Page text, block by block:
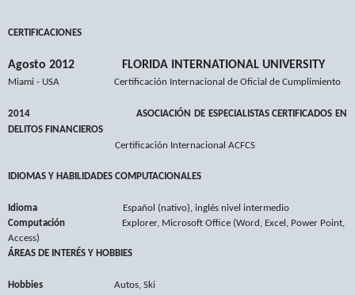
CERTIFICACIONES
Agosto 2012 FLORIDA INTERNATIONAL UNIVERSITY
Miami - USA Certificación Internacional de Oficial de Cumplimiento
2014
ASOCIACIÓN DE ESPECIALISTAS CERTIFICADOS EN
DELITOS FINANCIEROS
Certificación Internacional ACFCS
IDIOMAS Y HABILIDADES COMPUTACIONALES
Idioma
Español (nativo), inglés nivel intermedio
Computación
Explorer, Microsoft Office (Word, Excel, Power Point,
Access)
ÁREAS DE INTERÉS Y HOBBIES
Hobbies
Autos, Ski